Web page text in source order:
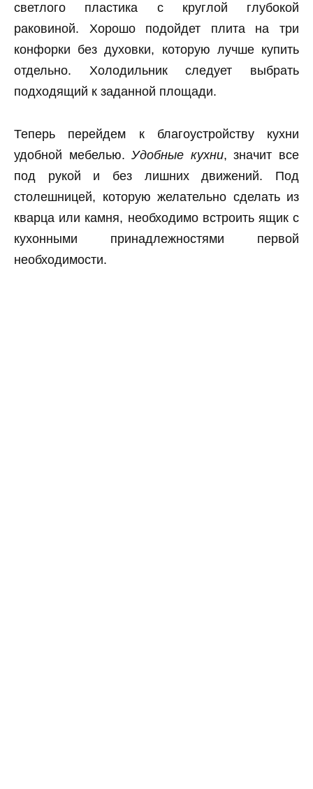
светлого пластика с круглой глубокой
раковиной. Хорошо подойдет плита на три
конфорки без духовки, которую лучше купить
отдельно. Холодильник следует выбрать
подходящий к заданной площади.
Теперь перейдем к благоустройству кухни
удобной мебелью.Удобные кухни, значит все
под рукой и без лишних движений. Под
столешницей, которую желательно сделать из
кварца или камня, необходимо встроить ящик с
кухонными принадлежностями первой
необходимости.